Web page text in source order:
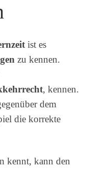
ist es
zu kennen.
, kennen.
dem
die korrekte
kennt, kann den